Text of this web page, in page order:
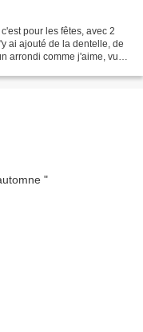
pour les fêtes, avec 2
ai ajouté de la dentelle, de
arrondi comme j'aime, vu